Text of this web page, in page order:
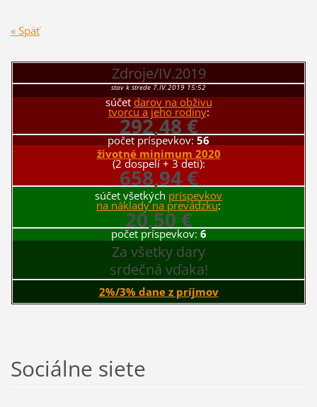
« Späť
Zdroje/IV.2019
stav k strede 7.IV.2019 15:52
súčet darov na obživu
tvorcu a jeho rodiny:
292,48 €
počet príspevkov: 56
životné minimum 2020
(2 dospelí + 3 deti):
658,94 €
súčet všetkých príspevkov
na náklady na prevádzku:
20,50 €
počet príspevkov: 6
Za všetky dary
srdečná vďaka!
2%/3% dane z príjmov
Sociálne siete